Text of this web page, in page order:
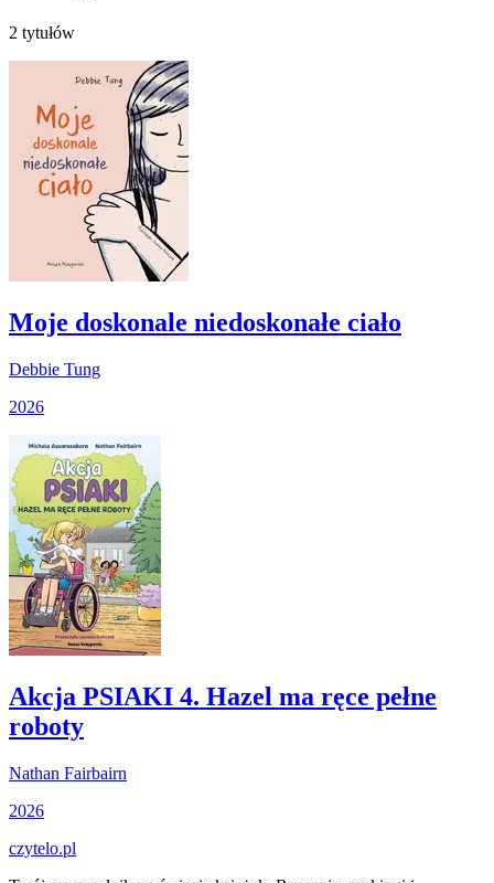
2 tytułów
Moje doskonale niedoskonałe ciało
Debbie Tung
2026
Akcja PSIAKI 4. Hazel ma ręce pełne
roboty
Nathan Fairbairn
2026
czytelo.pl